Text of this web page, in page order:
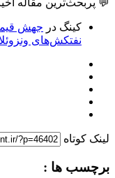
💬 پربحث‌ترین مقاله
کینگ در جهش
نفتکش‌های
لینک کوتاه
برچسب ها :